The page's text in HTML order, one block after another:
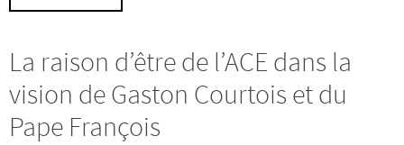
La raison d’être de l’ACE dans la
vision de Gaston Courtois et du
Pape François